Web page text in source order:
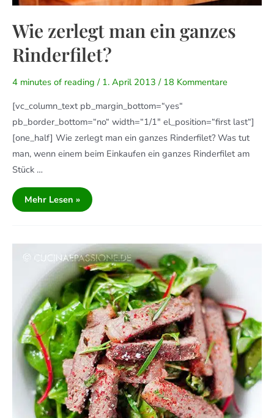
Wie zerlegt man ein ganzes
Rinderfilet?
4 minutes of reading / 1. April 2013 / 18 Kommentare
[vc_column_text pb_margin_bottom=“yes“
pb_border_bottom=“no“ width=“1/1″ el_position=“first last“]
[one_half] Wie zerlegt man ein ganzes Rinderfilet? Was tut
man, wenn einem beim Einkaufen ein ganzes Rinderfilet am
Stück …
Mehr Lesen »
Low
Carb:
Rumpsteak
Sousvide
Salat